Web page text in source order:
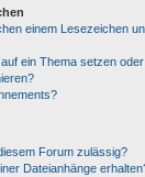
einem Lesezeichen
ein Thema setzen
Forum zulässig?
Dateianhänge